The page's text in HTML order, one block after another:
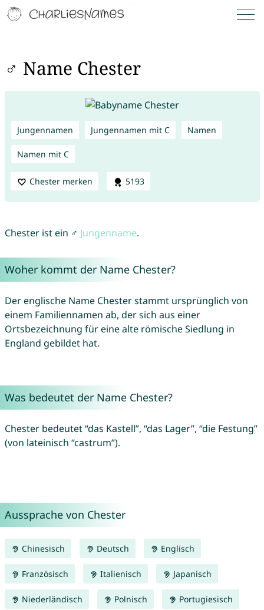
♂ Name Chester
Jungennamen Jungennamen mit C Namen
Namen mit C
Chester merken 5193
Chester ist ein ♂ Jungenname.
Woher kommt der Name Chester?
Der englische Name Chester stammt ursprünglich von
einem Familiennamen ab, der sich aus einer
Ortsbezeichnung für eine alte römische Siedlung in
England gebildet hat.
Was bedeutet der Name Chester?
Chester bedeutet “das Kastell”, “das Lager”, “die Festung”
(von lateinisch “castrum”).
Aussprache von Chester
Chinesisch Deutsch Englisch
Französisch Italienisch Japanisch
Niederländisch Polnisch Portugiesisch